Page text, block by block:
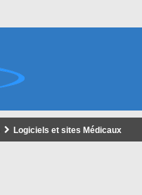
Logiciels et sites Médicaux